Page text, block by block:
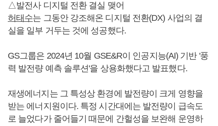
△발전사 디지털 전환 결실 맺어
허태수는 그동안 강조해온 디지털 전환(DX) 사업의 결
실을 일부 거두는 것에 성공했다.
GS그룹은 2024년 10월 GSE&R이 인공지능(AI) 기반 '풍
력 발전량 예측 솔루션'을 상용화했다고 발표했다.
재생에너지는 그 특성상 환경에 발전량이 크게 영향을
받는 에너지원이다. 특정 시간대에는 발전량이 급속도
로 늘었다가 줄어들기 때문에 간헐성을 보완해 운영하